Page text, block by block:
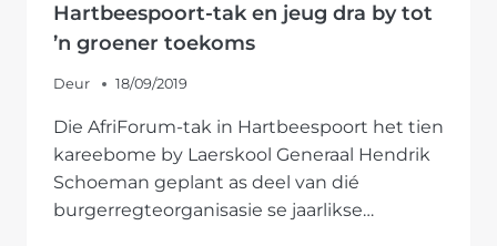
Hartbeespoort-tak en jeug dra by tot
’n groener toekoms
Deur 18/09/2019
Die AfriForum-tak in Hartbeespoort het tien
kareebome by Laerskool Generaal Hendrik
Schoeman geplant as deel van dié
burgerregteorganisasie se jaarlikse…